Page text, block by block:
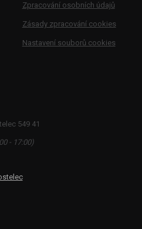
Zpracování osobních údajů
Zásady zpracování cookies
Nastavení souborů cookies
- 17:00)